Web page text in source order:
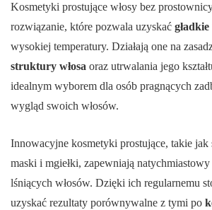
Kosmetyki prostujące włosy bez
rozwiązanie, które pozwala uzyskać gładkie
wysokiej temperatury. Działają one na
struktury włosa oraz utrwalania jego
idealnym wyborem dla osób pragnących
wygląd swoich włosów.
Innowacyjne kosmetyki prostujące, takie
maski i mgiełki, zapewniają
lśniących włosów. Dzięki ich regularnemu
uzyskać rezultaty porównywalne z tymi po